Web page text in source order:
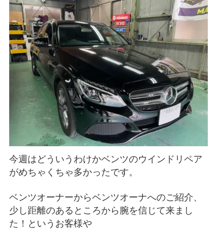
今週はどういうわけかベンツのウインドリペア
がめちゃくちゃ多かったです。
ベンツオーナーからベンツオーナへのご紹介、
少し距離のあるところから腕を信じて来まし
た！というお客様や